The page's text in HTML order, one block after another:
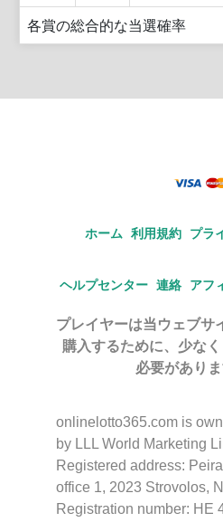
各賞の総合的な当選確率
ホーム 利用規約 プラ
ヘルプセンター 連絡 アフ
プレイヤーは当ウェブサ
購入するために、少な
必要がありま
onlinelotto365.com is
by LLL World Marketing
Registered address:
office 1, 2023 Strovolos,
Registration number: HE